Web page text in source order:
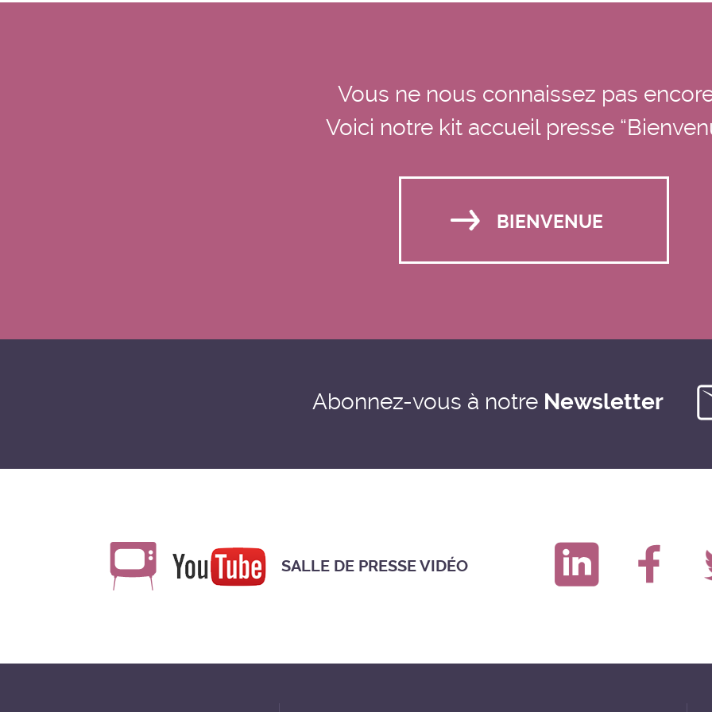
Vous ne nous connaissez pas
Voici notre kit accueil presse
BIENVENUE
Abonnez-vous à notre Newsletter
SALLE DE PRESSE VIDÉO